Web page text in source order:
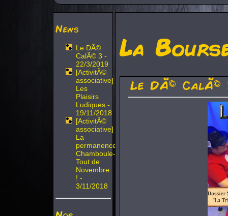
News
Le DÃ©
CalÃ© 3 -
22/3/2019
[ActivitÃ©
associative]
Les
Plaisirs
Ludiques -
19/11/2018
[ActivitÃ©
associative]
La
permanence
Chamboule-
Tout de
Novembre
! -
3/11/2018
La
Le DÃ© CalÃ©